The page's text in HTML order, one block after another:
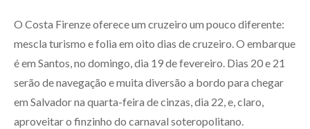
O Costa Firenze oferece um cruzeiro um pouco diferente:
mescla turismo e folia em oito dias de cruzeiro. O embarque
é em Santos, no domingo, dia 19 de fevereiro. Dias 20 e 21
serão de navegação e muita diversão a bordo para chegar
em Salvador na quarta-feira de cinzas, dia 22, e, claro,
aproveitar o finzinho do carnaval soteropolitano.